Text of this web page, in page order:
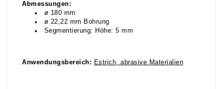
Abmessungen:
ø 180 mm
ø 22,22 mm Bohrung
Segmentierung: Höhe: 5 mm
Anwendungsbereich: Estrich, abrasive Materialien